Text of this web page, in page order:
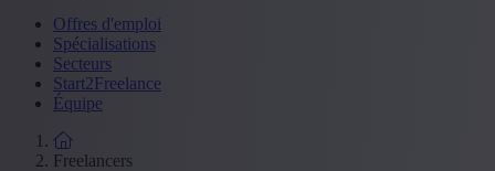
Offres d'emploi
Spécialisations
Secteurs
Start2Freelance
Équipe
Freelancers